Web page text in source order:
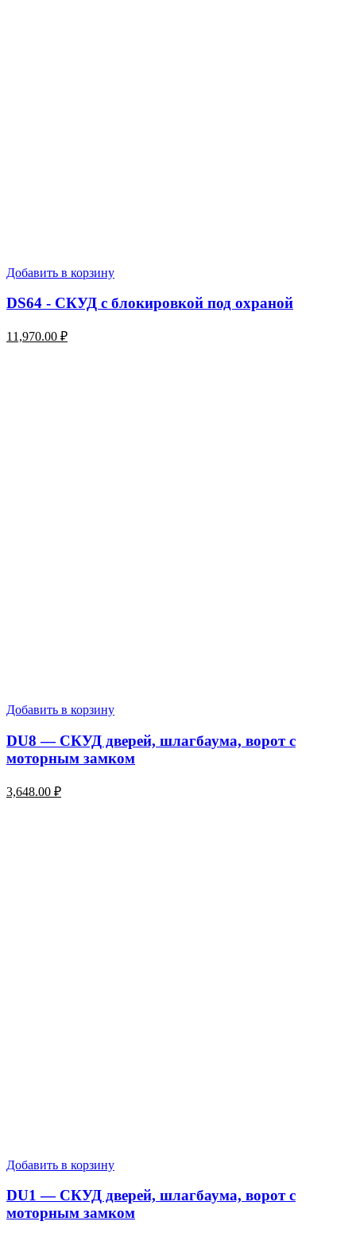
Добавить в корзину
DS64 - СКУД с блокировкой под охраной
11,970.00 ₽
Добавить в корзину
DU8 — СКУД дверей, шлагбаума, ворот с
моторным замком
3,648.00 ₽
Добавить в корзину
DU1 — СКУД дверей, шлагбаума, ворот с
моторным замком